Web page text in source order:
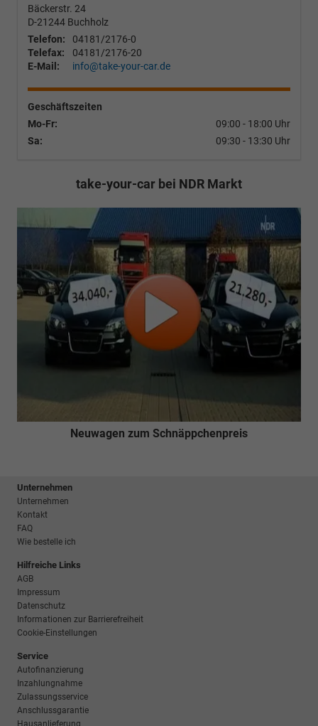
Bäckerstr. 24
D-21244 Buchholz
Telefon:
04181/2176-0
Telefax:
04181/2176-20
E-Mail:
info@take-your-car.de
Geschäftszeiten
Mo-Fr:
09:00 - 18:00 Uhr
Sa:
09:30 - 13:30 Uhr
take-your-car bei NDR Markt
Neuwagen zum Schnäppchenpreis
Unternehmen
Unternehmen
Kontakt
FAQ
Wie bestelle ich
Hilfreiche Links
AGB
Impressum
Datenschutz
Informationen zur Barrierefreiheit
Cookie-Einstellungen
Service
Autofinanzierung
Inzahlungnahme
Zulassungsservice
Anschlussgarantie
Hausanlieferung